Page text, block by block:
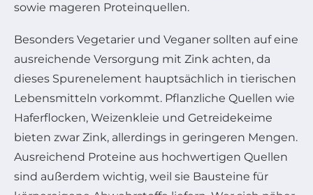
sowie mageren Proteinquellen.
Besonders Vegetarier und Veganer sollten auf eine
ausreichende Versorgung mit Zink achten, da
dieses Spurenelement hauptsächlich in tierischen
Lebensmitteln vorkommt. Pflanzliche Quellen wie
Haferflocken, Weizenkleie und Getreidekeime
bieten zwar Zink, allerdings in geringeren Mengen.
Ausreichend Proteine aus hochwertigen Quellen
sind außerdem wichtig, weil sie Bausteine für